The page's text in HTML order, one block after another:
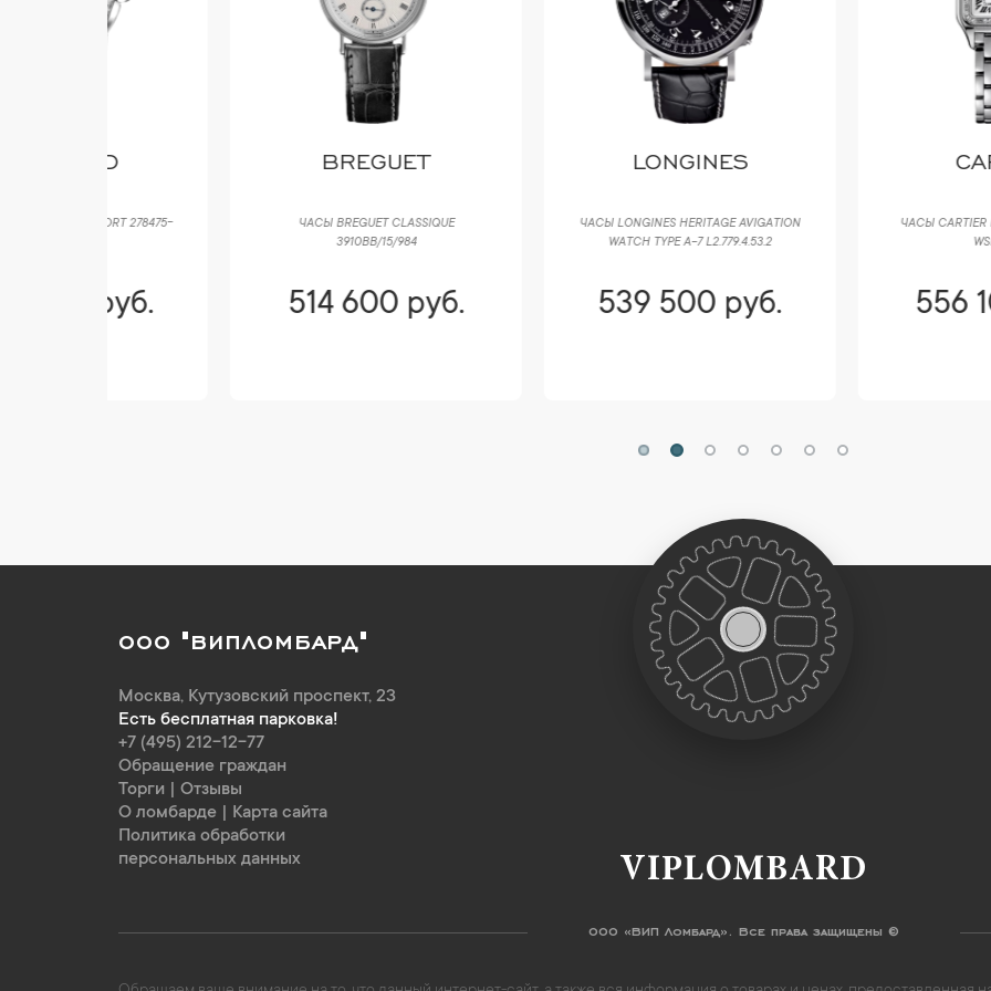
ЧАСЫ BREGUET CLASSIQUE
514 600 руб.
LONGINES
ЧАСЫ LONGINES HERITAGE AVIGATION
WATCH TYPE A-7 L2.779.4.53.2
539 500 руб.
ЧАСЫ CARTIER PANTHERE DE
556 100 руб.
ООО "ВИПЛОМБАРД"
Москва, Кутузовский проспект, 23
Есть бесплатная парковка!
+7 (495) 212-12-77
Обращение граждан
Торги
Отзывы
О ломбарде
Карта сайта
Политика обработки
персональных данных
VIPLOMBARD
ООО «ВИП Ломбард». Все права защищены ©